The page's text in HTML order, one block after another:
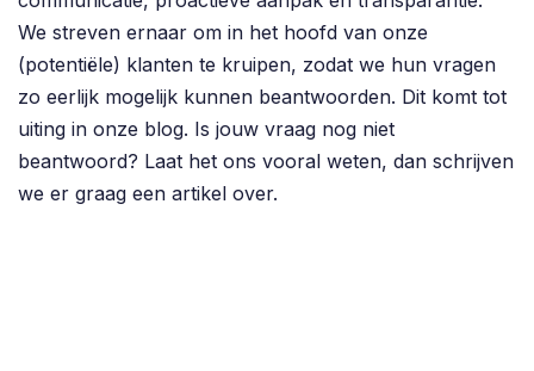
We streven ernaar om in het hoofd van onze
(potentiële) klanten te kruipen, zodat we hun vragen
zo eerlijk mogelijk kunnen beantwoorden. Dit komt tot
uiting in onze blog. Is jouw vraag nog niet
beantwoord? Laat het ons vooral weten, dan schrijven
we er graag een artikel over.